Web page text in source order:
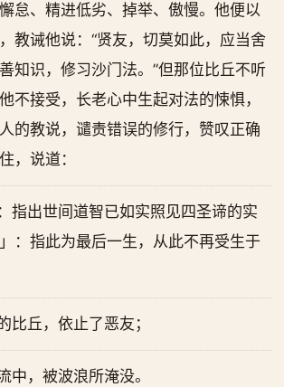
怠、精进低劣、掉举、傲慢。他便以
教诫他说：“贤友，切莫如此，应当舍
知识，修习沙门法。”但那位比丘不听
不接受，长老心中生起对法的悚惧，
的教说，谴责错误的修行，赞叹正确
，说道：
指出世间道智已如实照见四圣谛的实
：指此为最后一生，从此不再受生于
比丘，依止了恶友；
中，被波浪所淹没。